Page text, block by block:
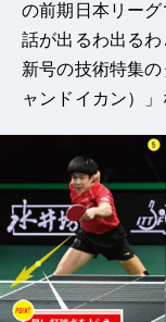
の前期日本リー
話が出るわ出る
新号の技術特集
ャンドイカン）」